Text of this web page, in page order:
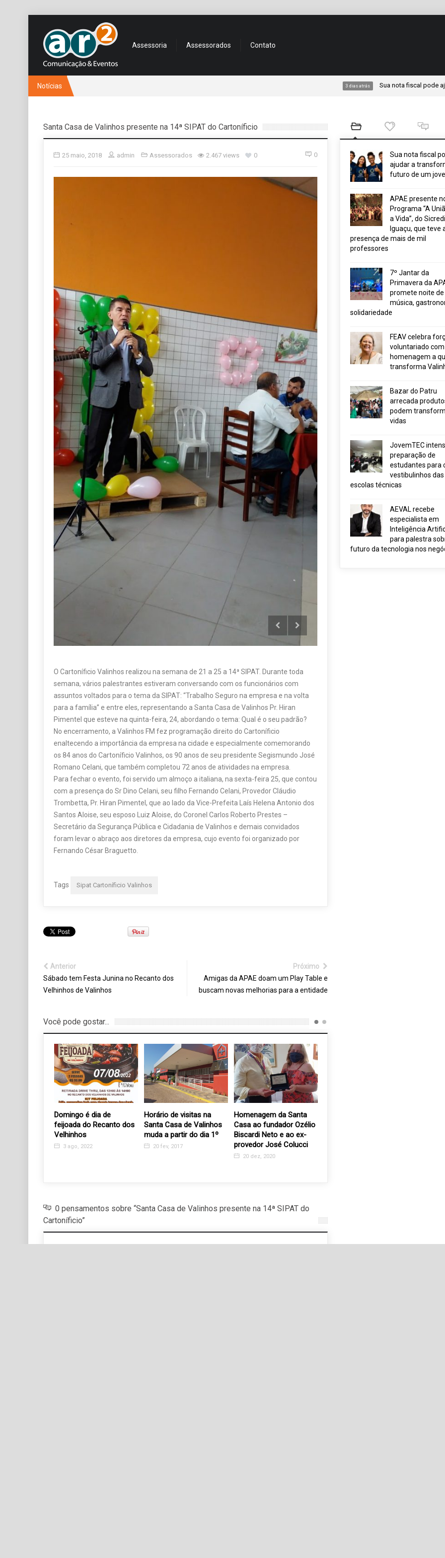
Assessoria Assessorados Contato
Notícias Sua nota fiscal pode ajudar a
Santa Casa de Valinhos presente na 14ª SIPAT do Cartoníficio
25 maio, 2018 admin Assessorados 2.467 views 0 0
O Cartoníficio Valinhos realizou na semana de 21 a 25 a 14ª SIPAT. Durante toda
semana, vários palestrantes estiveram conversando com os funcionários com
assuntos voltados para o tema da SIPAT: “Trabalho Seguro na empresa e na volta
para a família” e entre eles, representando a Santa Casa de Valinhos Pr. Hiran
Pimentel que esteve na quinta-feira, 24, abordando o tema: Qual é o seu padrão?
No encerramento, a Valinhos FM fez programação direito do Cartoníficio
enaltecendo a importância da empresa na cidade e especialmente comemorando
os 84 anos do Cartoníficio Valinhos, os 90 anos de seu presidente Segismundo José
Romano Celani, que também completou 72 anos de atividades na empresa.
Para fechar o evento, foi servido um almoço a italiana, na sexta-feira 25, que contou
com a presença do Sr Dino Celani, seu filho Fernando Celani, Provedor Cláudio
Trombetta, Pr. Hiran Pimentel, que ao lado da Vice-Prefeita Laís Helena Antonio dos
Santos Aloise, seu esposo Luiz Aloise, do Coronel Carlos Roberto Prestes –
Secretário da Segurança Pública e Cidadania de Valinhos e demais convidados
foram levar o abraço aos diretores da empresa, cujo evento foi organizado por
Fernando César Braguetto.
Tags Sipat Cartoníficio Valinhos
Anterior
Sábado tem Festa Junina no Recanto dos
Velhinhos de Valinhos
Próximo
Amigas da APAE doam um Play Table e
buscam novas melhorias para a entidade
Você pode gostar...
Domingo é dia de
feijoada do Recanto dos
Velhinhos
3 ago, 2022
Horário de visitas na
Santa Casa de Valinhos
muda a partir do dia 1º
20 fev, 2017
Homenagem da Santa
Casa ao fundador Ozélio
Biscardi Neto e ao ex-
provedor José Colucci
20 dez, 2020
0 pensamentos sobre “Santa Casa de Valinhos presente na 14ª SIPAT do
Cartoníficio”
Sua nota fiscal
ajudar a
futuro de um
APAE presente
Programa “A
a Vida”, do Sicredi
Iguaçu, que teve
presença de mais de mil
professores
7º Jantar da
Primavera da
promete noite de
música,
solidariedade
FEAV celebra
voluntariado com
homenagem a
transforma
Bazar do Patru
arrecada
podem
vidas
JovemTEC
preparação de
estudantes para
vestibulinhos das
escolas técnicas
AEVAL recebe
especialista em
Inteligência
para palestra
futuro da tecnologia nos